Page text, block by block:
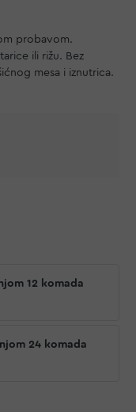
probavom.
ili rižu. Bez
mesa i iznutrica.
12 komada
24 komada